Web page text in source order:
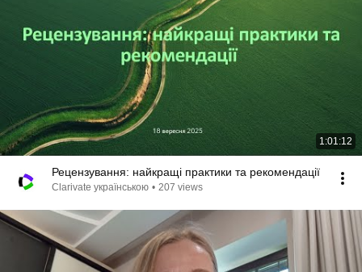
1:01:12
Рецензування: найкращі практики та рекомендації
Clarivate українською • 207 views